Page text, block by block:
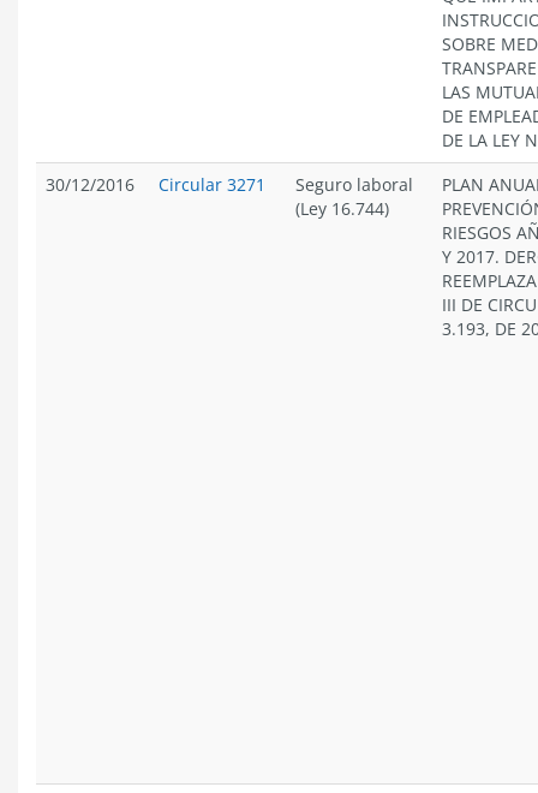
SOBRE
LAS
DE
DE LA LEY
30/12/2016
Circular 3271
Seguro laboral
(Ley 16.744)
PLAN
RIESGOS
Y 2017.
III DE
3.193, DE